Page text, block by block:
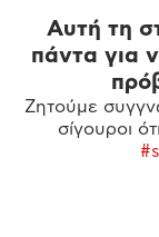
Αυτή τη
πάντα για
Ζητούμε
σίγουροι